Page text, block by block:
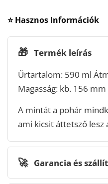
⭐ Hasznos Információk
🎁 Termék leírás
Űrtartalom: 590 ml
Magasság: kb. 156
A mintát a pohár
ami kicsit áttetsző lesz
🚀 Garancia és